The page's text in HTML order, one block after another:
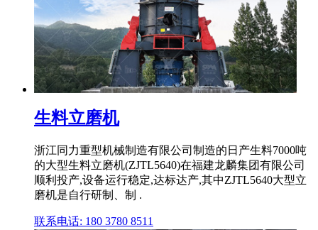
生料立磨机
浙江同力重型机械制造有限公司制造的日产生料7000吨
的大型生料立磨机(ZJTL5640)在福建龙麟集团有限公司
顺利投产,设备运行稳定,达标达产,其中ZJTL5640大型立
磨机是自行研制、制 .
联系电话: 180 3780 8511